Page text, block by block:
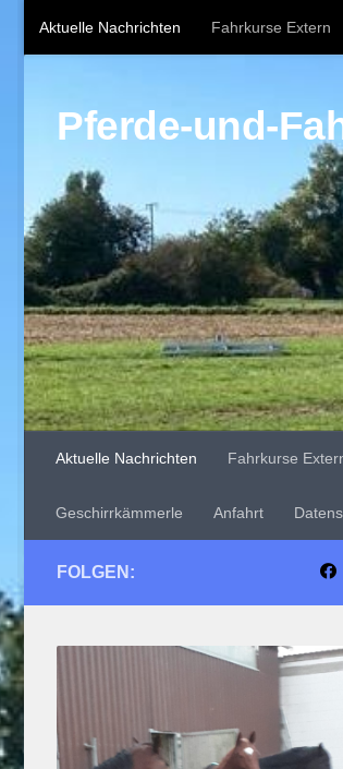
Zum Inhalt springen
Aktuelle Nachrichten Fahrkurse Extern
Pferde-und-
Aktuelle Nachrichten Fahrkurse
Geschirrkämmerle Anfahrt
FOLGEN: